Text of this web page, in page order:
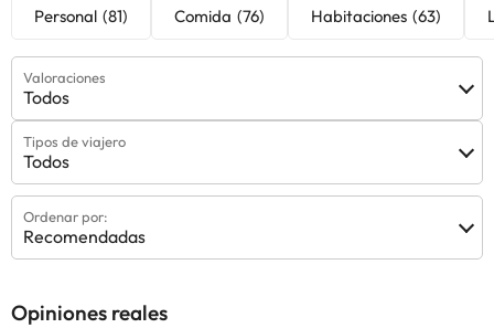
Personal (81) Comida (76) Habitaciones (63)
Valoraciones
Todos
Tipos de viajero
Todos
Ordenar por:
Recomendadas
Opiniones reales